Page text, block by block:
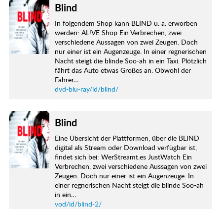
Blind
In folgendem Shop kann BLIND u. a. erworben
werden: AL!VE Shop Ein Verbrechen, zwei
verschiedene Aussagen von zwei Zeugen. Doch
nur einer ist ein Augenzeuge. In einer regnerischen
Nacht steigt die blinde Soo-ah in ein Taxi. Plötzlich
fährt das Auto etwas Großes an. Obwohl der
Fahrer…
dvd-blu-ray/id/blind/
Blind
Eine Übersicht der Plattformen, über die BLIND
digital als Stream oder Download verfügbar ist,
findet sich bei: WerStreamt.es JustWatch Ein
Verbrechen, zwei verschiedene Aussagen von zwei
Zeugen. Doch nur einer ist ein Augenzeuge. In
einer regnerischen Nacht steigt die blinde Soo-ah
in ein…
vod/id/blind-2/